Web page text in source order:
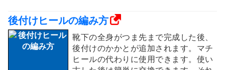
後付けヒールの編み方
靴下の全身がつま先まで完成した後、
後付けのかかとが追加されます。マチ
ヒールの代わりに使用できます。使い